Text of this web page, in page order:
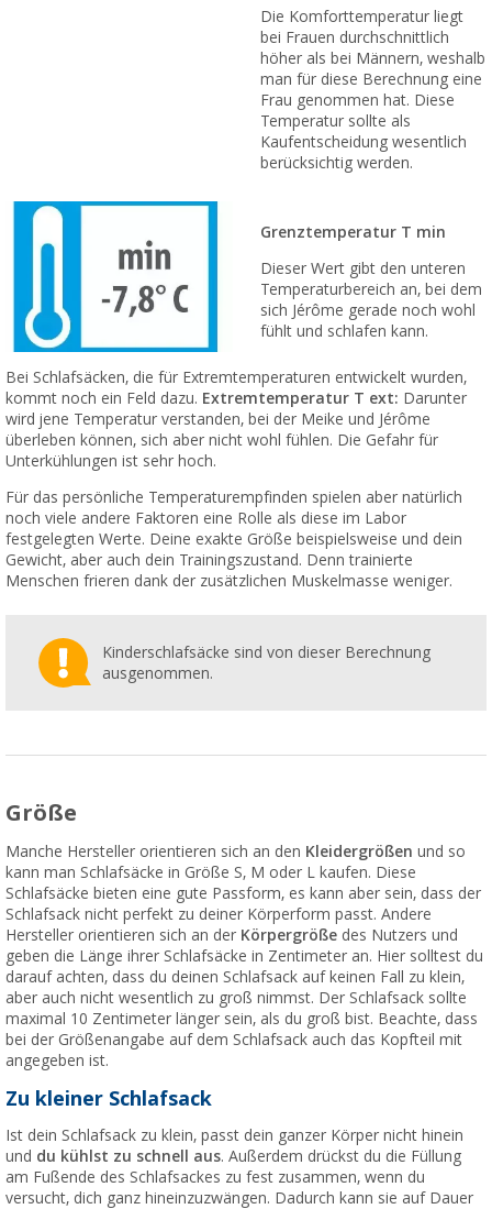
Die Komforttemperatur liegt
bei Frauen durchschnittlich
höher als bei Männern, weshalb
man für diese Berechnung eine
Frau genommen hat. Diese
Temperatur sollte als
Kaufentscheidung wesentlich
berücksichtig werden.
Grenztemperatur T min
Dieser Wert gibt den unteren
Temperaturbereich an, bei dem
sich Jérôme gerade noch wohl
fühlt und schlafen kann.
Bei Schlafsäcken, die für Extremtemperaturen entwickelt wurden,
kommt noch ein Feld dazu. Extremtemperatur T ext: Darunter
wird jene Temperatur verstanden, bei der Meike und Jérôme
überleben können, sich aber nicht wohl fühlen. Die Gefahr für
Unterkühlungen ist sehr hoch.
Für das persönliche Temperaturempfinden spielen aber natürlich
noch viele andere Faktoren eine Rolle als diese im Labor
festgelegten Werte. Deine exakte Größe beispielsweise und dein
Gewicht, aber auch dein Trainingszustand. Denn trainierte
Menschen frieren dank der zusätzlichen Muskelmasse weniger.
Kinderschlafsäcke sind von dieser Berechnung
ausgenommen.
Größe
Manche Hersteller orientieren sich an den Kleidergrößen und so
kann man Schlafsäcke in Größe S, M oder L kaufen. Diese
Schlafsäcke bieten eine gute Passform, es kann aber sein, dass der
Schlafsack nicht perfekt zu deiner Körperform passt. Andere
Hersteller orientieren sich an der Körpergröße des Nutzers und
geben die Länge ihrer Schlafsäcke in Zentimeter an. Hier solltest du
darauf achten, dass du deinen Schlafsack auf keinen Fall zu klein,
aber auch nicht wesentlich zu groß nimmst. Der Schlafsack sollte
maximal 10 Zentimeter länger sein, als du groß bist. Beachte, dass
bei der Größenangabe auf dem Schlafsack auch das Kopfteil mit
angegeben ist.
Zu kleiner Schlafsack
Ist dein Schlafsack zu klein, passt dein ganzer Körper nicht hinein
und du kühlst zu schnell aus. Außerdem drückst du die Füllung
am Fußende des Schlafsackes zu fest zusammen, wenn du
versucht, dich ganz hineinzuzwängen. Dadurch kann sie auf Dauer